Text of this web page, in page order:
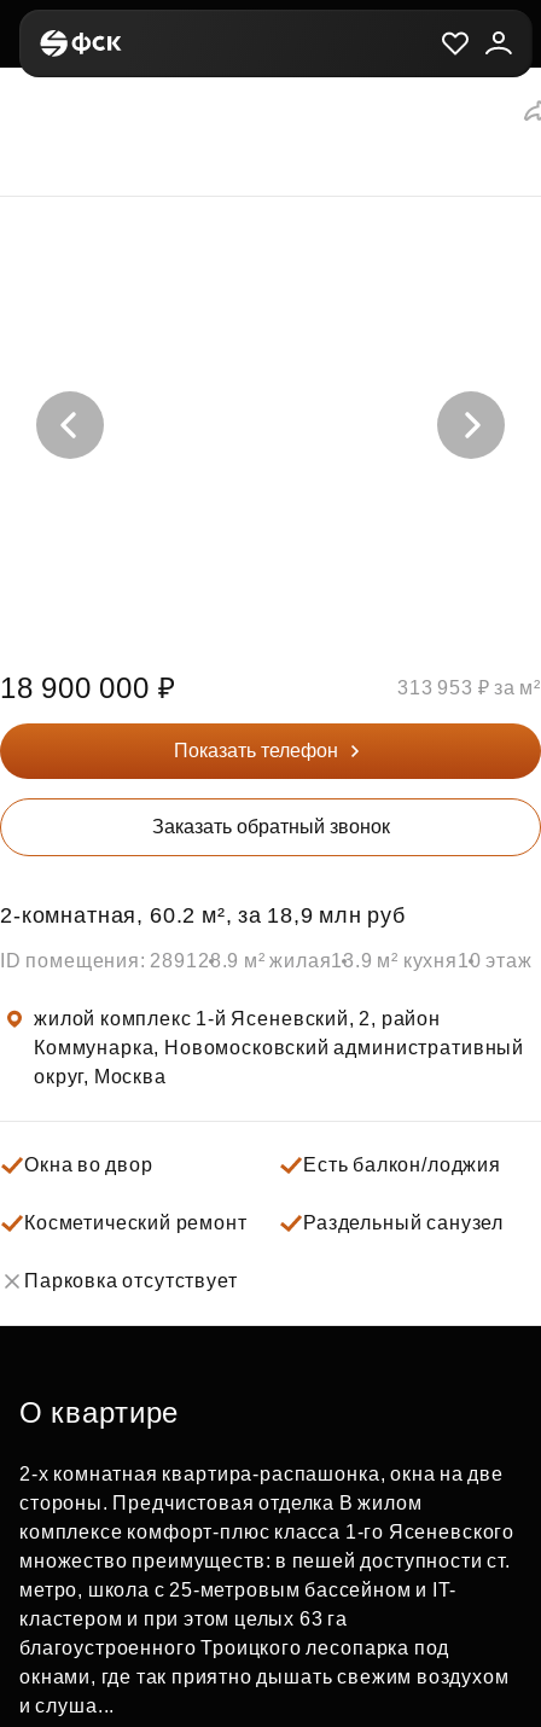
2-комнатная, 60.2
18 900 000 ₽ 313 953 ₽ за м²
Показать телефон
Заказать обратный звонок
2‑комнатная, 60.2 м², за 18,9 млн руб
ID помещения: 2891 28.9 м² жилая13.9 м² кухня10 этаж
жилой комплекс 1-й Ясеневский, 2, район
Коммунарка, Новомосковский административный
округ, Москва
Окна во двор Есть балкон/лоджия
Косметический ремонт Раздельный санузел
Парковка отсутствует
О квартире
2-х комнатная квартира-распашонка, окна на две
стороны. Предчистовая отделка В жилом
комплексе комфорт-плюс класса 1-го Ясеневского
множество преимуществ: в пешей доступности ст.
метро, школа с 25-метровым бассейном и IT-
кластером и при этом целых 63 га
благоустроенного Троицкого лесопарка под
окнами, где так приятно дышать свежим воздухом
и слуша...